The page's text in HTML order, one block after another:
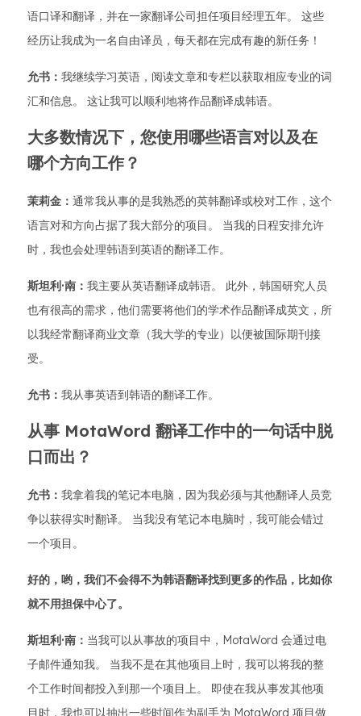
语口译和翻译，并在一家翻译公司担任项目经理五年。 这些
经历让我成为一名自由译员，每天都在完成有趣的新任务！
允书： 我继续学习英语，阅读文章和专栏以获取相应专业的词
汇和信息。 这让我可以顺利地将作品翻译成韩语。
大多数情况下，您使用哪些语言对以及在
哪个方向工作？
茉莉金： 通常我从事的是我熟悉的英韩翻译或校对工作，这个
语言对和方向占据了我大部分的项目。 当我的日程安排允许
时，我也会处理韩语到英语的翻译工作。
斯坦利·南： 我主要从英语翻译成韩语。 此外，韩国研究人员
也有很高的需求，他们需要将他们的学术作品翻译成英文，所
以我经常翻译商业文章（我大学的专业）以便被国际期刊接
受。
允书： 我从事英语到韩语的翻译工作。
从事 MotaWord 翻译工作中的一句话中脱
口而出？
允书： 我拿着我的笔记本电脑，因为我必须与其他翻译人员竞
争以获得实时翻译。 当我没有笔记本电脑时，我可能会错过
一个项目。
好的，哟，我们不会得不为韩语翻译找到更多的作品，比如你
就不用担保中心了。
斯坦利·南： 当我可以从事故的项目中，MotaWord 会通过电
子邮件通知我。 当我不是在其他项目上时，我可以将我的整
个工作时间都投入到那一个项目上。 即使在我从事发其他项
目时，我也可以抽出一些时间作为副手为 MotaWord 项目做